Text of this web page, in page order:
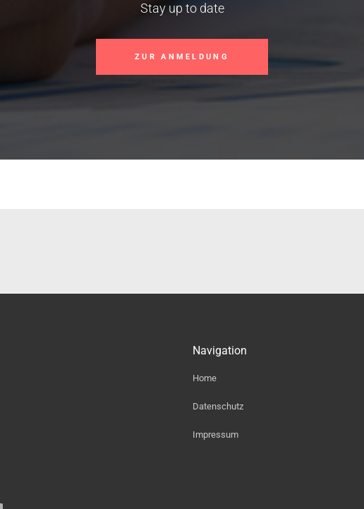
Stay up to date
ZUR ANMELDUNG
Navigation
Home
Datenschutz
Impressum